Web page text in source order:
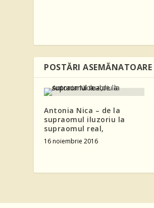
POSTĂRI ASEMĂNATOARE
Antonia Nica – de la
supraomul iluzoriu la
supraomul real,
16 noiembrie 2016